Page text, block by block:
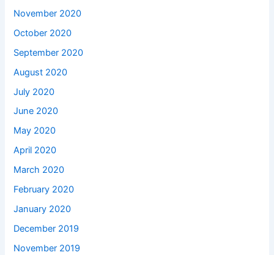
November 2020
October 2020
September 2020
August 2020
July 2020
June 2020
May 2020
April 2020
March 2020
February 2020
January 2020
December 2019
November 2019